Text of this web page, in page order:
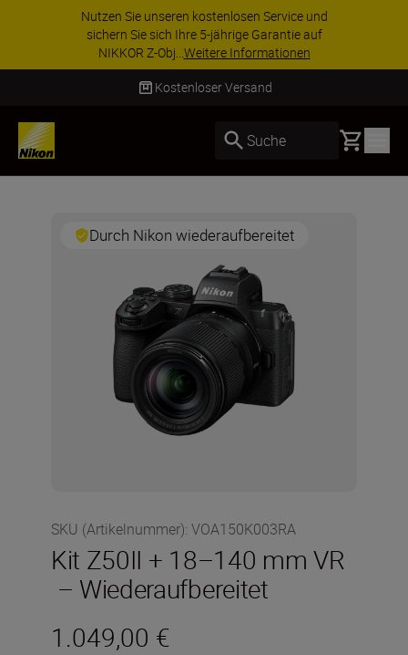
Nutzen Sie unseren kostenlosen Service und
sichern Sie sich Ihre 5-jährige Garantie auf
NIKKOR Z-Obj...Weitere Informationen
Kostenloser Versand
Suche Basket
Durch Nikon wiederaufbereitet
SKU (Artikelnummer): VOA150K003RA
Kit Z50II + 18–140 mm VR
– Wiederaufbereitet
1.049,00 €